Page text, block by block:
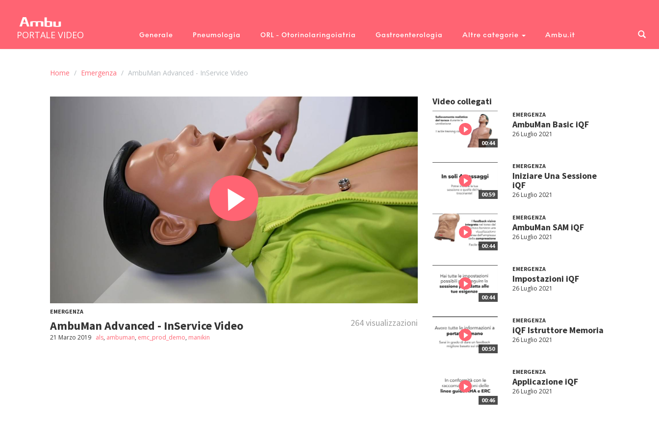
PORTALE VIDEO Generale Pneumologia ORL - Otorinolaringoiatria Gastroenterologia Altre categorie Ambu.it
Home Emergenza AmbuMan Advanced - InService Video
EMERGENZA
AmbuMan Advanced - InService Video 264 visualizzazioni
21 Marzo 2019 als, ambuman, emc_prod_demo, manikin
Video collegati
00:44
EMERGENZA
AmbuMan Basic iQF
26 Luglio 2021
00:59
EMERGENZA
Iniziare Una Sessione
iQF
26 Luglio 2021
00:44
EMERGENZA
AmbuMan SAM iQF
26 Luglio 2021
00:44
EMERGENZA
Impostazioni iQF
26 Luglio 2021
00:50
EMERGENZA
iQF Istruttore Memoria
26 Luglio 2021
00:46
EMERGENZA
Applicazione iQF
26 Luglio 2021